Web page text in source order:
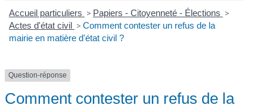
Accueil particuliers > Papiers - Citoyenneté - Élections >
Actes d'état civil > Comment contester un refus de la
mairie en matière d'état civil ?
Question-réponse
Comment contester un refus de la